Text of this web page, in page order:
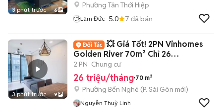
3 phút trước 6
Phường Tân Thới Hiệp
Lâm Đức 5.0 7 đã bán
3 phút trước 9
💥 Giá Tốt! 2PN Vinhomes
Golden River 70m² Chỉ 26
Triệu/Tháng
2 PN Chung cư
26 triệu/tháng 70 m²
Phường Bến Nghé (P. Sài Gòn mới)
Nguyễn Thuỳ Linh